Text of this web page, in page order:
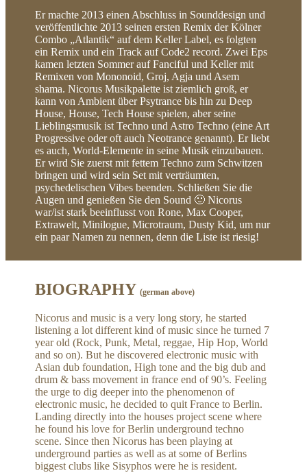
Er machte 2013 einen Abschluss in Sounddesign und
veröffentlichte 2013 seinen ersten Remix der Kölner
Combo „Atlantik“ auf dem Keller Label, es folgten
ein Remix und ein Track auf Code2 record. Zwei Eps
kamen letzten Sommer auf Fanciful und Keller mit
Remixen von Mononoid, Groj, Agja und Asem
shama. Nicorus Musikpalette ist ziemlich groß, er
kann von Ambient über Psytrance bis hin zu Deep
House, House, Tech House spielen, aber seine
Lieblingsmusik ist Techno und Astro Techno (eine Art
Progressive oder oft auch Neotrance genannt). Er liebt
es auch, World-Elemente in seine Musik einzubauen.
Er wird Sie zuerst mit fettem Techno zum Schwitzen
bringen und wird sein Set mit verträumten,
psychedelischen Vibes beenden. Schließen Sie die
Augen und genießen Sie den Sound 🙂 Nicorus
war/ist stark beeinflusst von Rone, Max Cooper,
Extrawelt, Minilogue, Microtraum, Dusty Kid, um nur
ein paar Namen zu nennen, denn die Liste ist riesig!
BIOGRAPHY(german above)
Nicorus and music is a very long story, he started
listening a lot different kind of music since he turned 7
year old (Rock, Punk, Metal, reggae, Hip Hop, World
and so on). But he discovered electronic music with
Asian dub foundation, High tone and the big dub and
drum & bass movement in france end of 90’s. Feeling
the urge to dig deeper into the phenomenon of
electronic music, he decided to quit France to Berlin.
Landing directly into the houses project scene where
he found his love for Berlin underground techno
scene. Since then Nicorus has been playing at
underground parties as well as at some of Berlins
biggest clubs like Sisyphos were he is resident.